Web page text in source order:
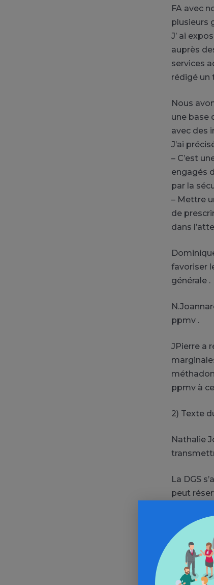
FA avec
plusieurs
J’ ai
auprès
services
rédigé un
Nous
une base
avec des
J’ai
– C’est
engagés
par la
– Mettre
de
dans
favoriser
générale .
ppmv .
JPierre a
ppmv à
2) Texte
Nathalie
La DGS
peut
cadre et
Un
de la